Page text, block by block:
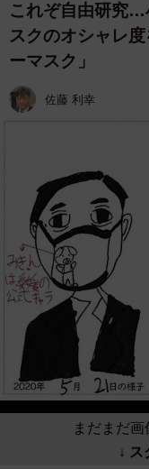
これぞ自由研究…
スクのオシャレ
ーマスク」
佐藤 利幸
まだまだ画
↓